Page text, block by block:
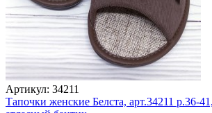
Артикул: 34211
Тапочки женские Белста, арт.34211 р.36-